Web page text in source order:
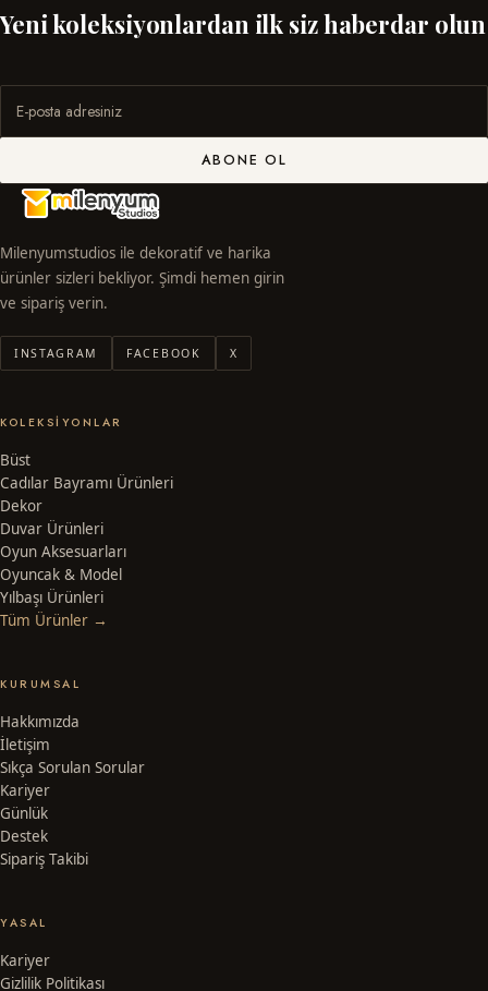
Yeni koleksiyonlardan ilk siz haberdar olun
ABONE OL
Milenyumstudios ile dekoratif ve harika
ürünler sizleri bekliyor. Şimdi hemen girin
ve sipariş verin.
INSTAGRAM FACEBOOK X
KOLEKSIYONLAR
Büst
Cadılar Bayramı Ürünleri
Dekor
Duvar Ürünleri
Oyun Aksesuarları
Oyuncak & Model
Yılbaşı Ürünleri
Tüm Ürünler →
KURUMSAL
Hakkımızda
İletişim
Sıkça Sorulan Sorular
Kariyer
Günlük
Destek
Sipariş Takibi
YASAL
Kariyer
Gizlilik Politikası